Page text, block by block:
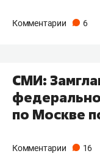
Комментарии 6
СМИ:
по Москве
Комментарии 16